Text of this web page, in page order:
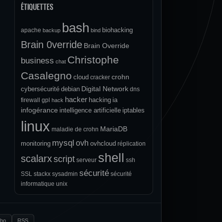
ÉTIQUETTES
apache backup bash bind biohacking
Brain 0verride Brain Override
business chat Christophe
Casalegno cloud cracker crohn
cybersécurité debian Digital Network dns
firewall
gpl hack hacker hacking ia
infogérance intelligence artificielle iptables
linux maladie de crohn MariaDB
monitoring mysql ovh ovhcloud réplication
scalarxscript serveur shell
ssh
SSL stackx sysadmin sécurité sécurité
informatique unix
RSS